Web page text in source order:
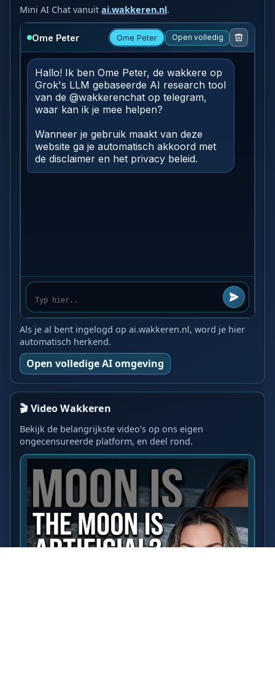
Mini AI Chat vanuitai.wakkeren.nl.
Als je al bent ingelogd op ai.wakkeren.nl, word je hier
automatisch herkend.
Open volledige AI omgeving
🎬 Video Wakkeren
Bekijk de belangrijkste video’s op ons eigen
ongecensureerde platform, en deel rond.